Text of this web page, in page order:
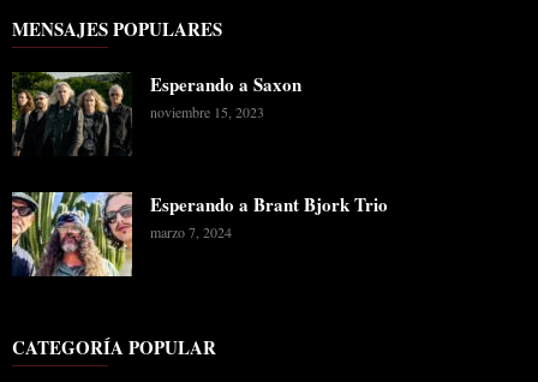
MENSAJES POPULARES
Esperando a Saxon
noviembre 15, 2023
Esperando a Brant Bjork Trio
marzo 7, 2024
CATEGORÍA POPULAR